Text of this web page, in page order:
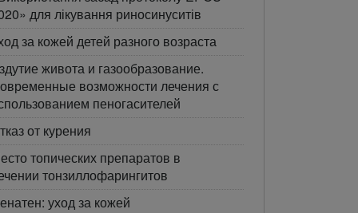
для лікування риносинуситів
за кожей детей разного возраста
живота и газообразование.
возможности лечения с
пеногасителей
от курения
топических препаратов в
тонзиллофарингитов
уход за кожей